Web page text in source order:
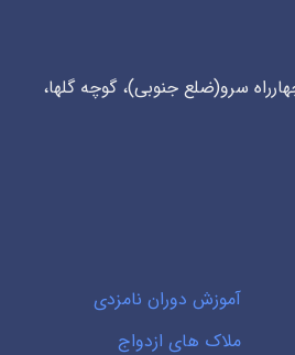
سرو(ضلع جنوبی)، گوچه گلها،
آموزش دوران نامزدی
ملاک های ازدواج